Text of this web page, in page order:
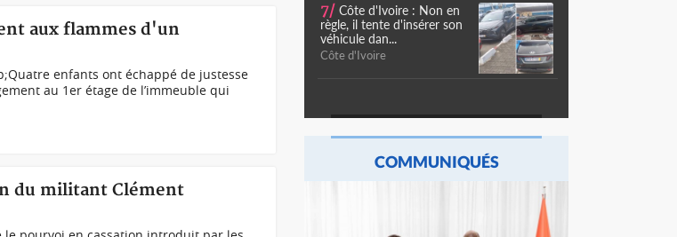
aux flammes d'un
enfants ont échappé de justesse
au 1er étage de l’immeuble qui
du militant Clément
7/ Côte d'Ivoire : Non en
règle, il tente d'insérer son
véhicule dan...
Côte d'Ivoire
COMMUNIQUÉS